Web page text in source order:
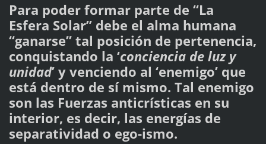
Para poder formar parte de “La
Esfera Solar”debe el alma humana
“ganarse” tal posición de pertenencia,
conquistando la ‘conciencia de luz y
unidad’ y venciendo al ‘enemigo’ que
está dentro de sí mismo. Tal enemigo
son las Fuerzas anticrísticas en su
interior, es decir, las energías de
separatividad o ego-ismo.